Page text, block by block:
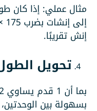
إنش تقريبًا.
تحويل